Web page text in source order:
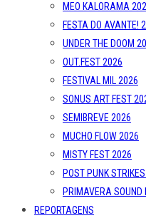
MEO KALORAMA
FESTA DO AVANTE!
UNDER THE DOOM
OUT.FEST 2026
FESTIVAL MIL 2026
SONUS ART FEST
SEMIBREVE 2026
MUCHO FLOW 2026
MISTY FEST 2026
POST PUNK
PRIMAVERA SOUND
REPORTAGENS